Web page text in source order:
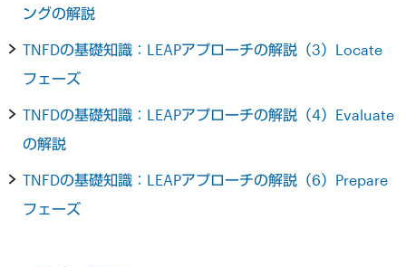
ングの解説
TNFDの基礎知識：LEAPアプローチの解説（3）Locate
フェーズ
TNFDの基礎知識：LEAPアプローチの解説（4）Evaluate
の解説
TNFDの基礎知識：LEAPアプローチの解説（6）Prepare
フェーズ